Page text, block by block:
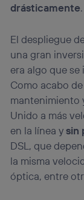
drásticamente.
El despliegue
una gran
era algo que se
Como acabo
mantenimiento
Unido a más
en la línea ysin
DSL, que
la misma
óptica, entre